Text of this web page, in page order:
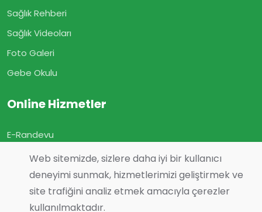
Web sitemizde, sizlere daha iyi bir kullanıcı
deneyimi sunmak, hizmetlerimizi geliştirmek ve
site trafiğini analiz etmek amacıyla çerezler
kullanılmaktadır.
Sağlık Rehberi
Sağlık Videoları
Foto Galeri
Gebe Okulu
Online Hizmetler
E-Randevu
E-Sonuç
E-Geçmiş Olsun
Görüş ve Önerileriniz